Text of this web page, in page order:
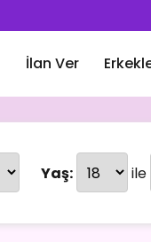
İlan Ver
Yaş: ile